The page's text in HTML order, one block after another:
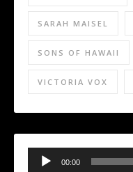
SARAH MAISEL
SONS OF HAWAII
VICTORIA VOX
Audio
Player
00:00